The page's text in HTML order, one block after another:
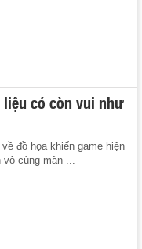
có còn vui như
đồ họa khiến game hiện
vô cùng mãn ...